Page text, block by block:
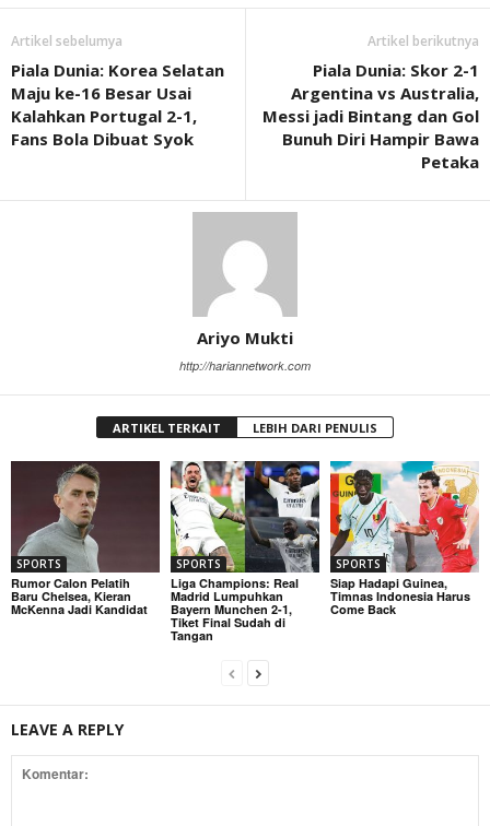
Artikel sebelumya
Piala Dunia: Korea Selatan
Maju ke-16 Besar Usai
Kalahkan Portugal 2-1,
Fans Bola Dibuat Syok
Artikel berikutnya
Piala Dunia: Skor 2-1
Argentina vs Australia,
Messi jadi Bintang dan Gol
Bunuh Diri Hampir Bawa
Petaka
Ariyo Mukti
http://hariannetwork.com
ARTIKEL TERKAIT LEBIH DARI PENULIS
SPORTS
Rumor Calon Pelatih
Baru Chelsea, Kieran
McKenna Jadi Kandidat
SPORTS
Liga Champions: Real
Madrid Lumpuhkan
Bayern Munchen 2-1,
Tiket Final Sudah di
Tangan
SPORTS
Siap Hadapi Guinea,
Timnas Indonesia Harus
Come Back
LEAVE A REPLY